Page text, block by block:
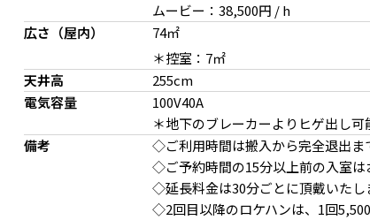
デザイナー家具の揃う落ち着いた空間
ムービー：38,500円 / h
広さ（屋内）
74㎡
＊控室：7㎡
天井高
255cm
電気容量
100V40A
＊地下のブレーカーよりヒゲ出し可
備考
◇ご利用時間は搬入から完全退出ま
◇ご予約時間の15分以上前の入室は
◇延長料金は30分ごとに頂戴いたし
◇2回目以降のロケハンは、1回